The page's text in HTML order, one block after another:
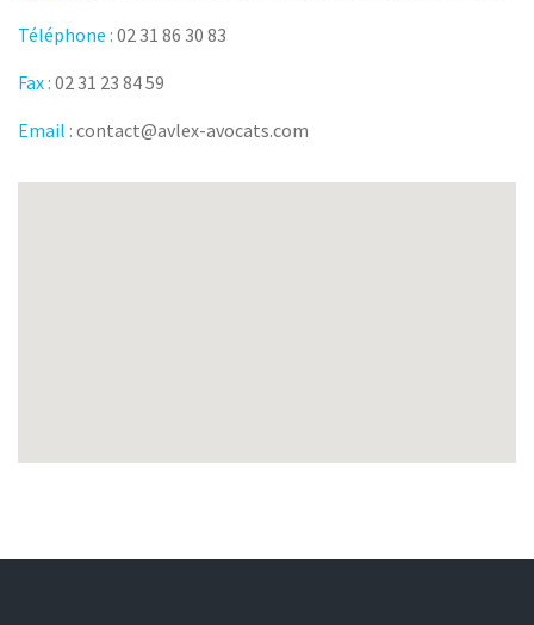
Téléphone : 02 31 86 30 83
Fax : 02 31 23 84 59
Email : contact@avlex-avocats.com